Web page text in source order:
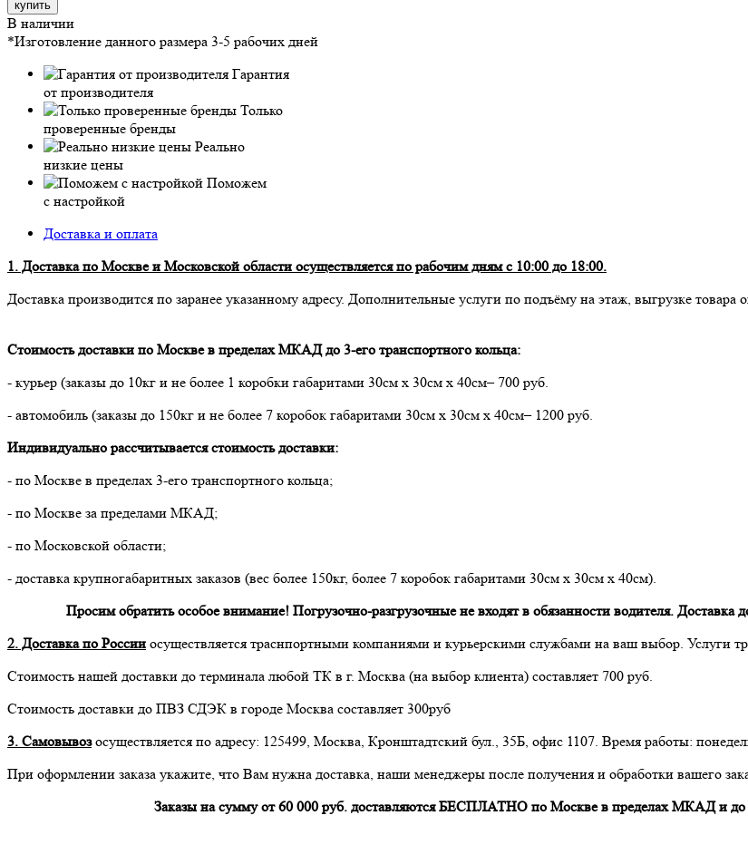
купить
В наличии
*Изготовление данного размера 3-5 рабочих дней
Гарантия
от производителя
Только
проверенные бренды
Реально
низкие цены
Поможем
с настройкой
Доставка и оплата
1. Доставка по Москве и Московской области осуществляется по рабочим дням с 10:00 до 18:00.
Доставка производится по заранее указанному адресу. Дополнительные услуги по подъёму на этаж, выгрузке товара
Стоимость доставки по Москве в пределах МКАД до 3-его транспортного кольца:
- курьер (заказы до 10кг и не более 1 коробки габаритами 30см х 30см х 40см– 700 руб.
- автомобиль (заказы до 150кг и не более 7 коробок габаритами 30см х 30см х 40см– 1200 руб.
Индивидуально рассчитывается стоимость доставки:
- по Москве в пределах 3-его транспортного кольца;
- по Москве за пределами МКАД;
- по Московской области;
- доставка крупногабаритных заказов (вес более 150кг, более 7 коробок габаритами 30см х 30см х 40см).
Просим обратить особое внимание! Погрузочно-разгрузочные не входят в обязанности водителя. Доставка
2. Доставка по России осуществляется траснпортными компаниями и курьерскими службами на ваш выбор. Услуги
Стоимость нашей доставки до терминала любой ТК в г. Москва (на выбор клиента) составляет 700 руб.
Стоимость доставки до ПВЗ СДЭК в городе Москва составляет 300руб
3. Самовывозосуществляется по адресу: 125499, Москва, Кронштадтский бул., 35Б, офис 1107. Время работы:
При оформлении заказа укажите, что Вам нужна доставка, наши менеджеры после получения и обработки вашего
Заказы на сумму от 60 000 руб. доставляются БЕСПЛАТНО по Москве в пределах МКАД и